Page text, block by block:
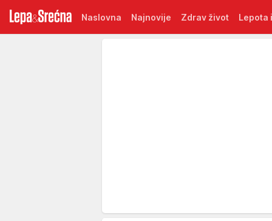
Naslovna Najnovije Zdrav život Lepota